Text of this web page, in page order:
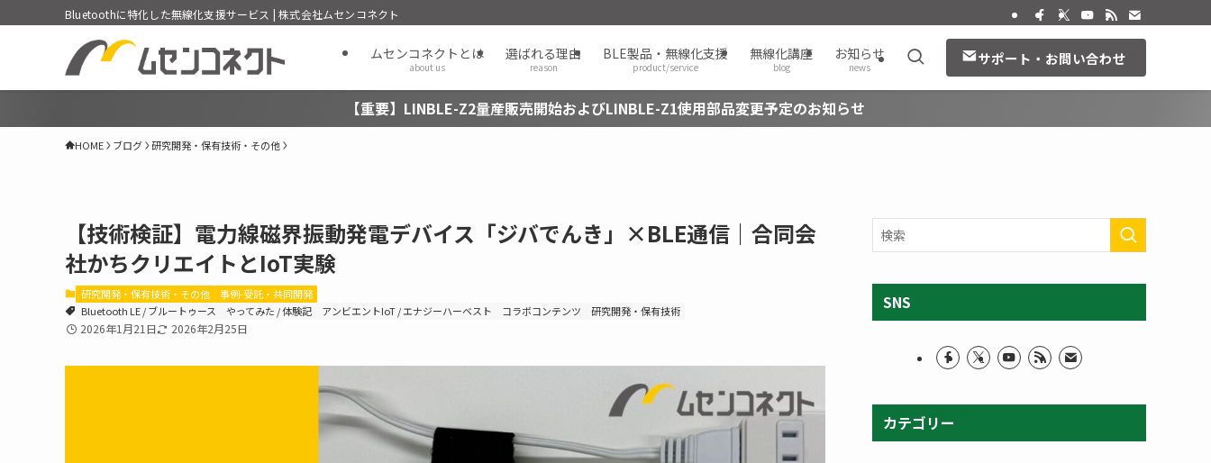
Bluetoothに特化した無線化支援サービス | 株式会社ムセンコネクト
ムセンコネクトとは
about us
選ばれる理由
reason
BLE製品・無線化支援
product/service
無線化講座
blog
お知らせ
news サポート・お問い合わせ
【重要】LINBLE-Z2量産販売開始およびLINBLE-Z1使用部品変更予定のお知らせ
HOME ブログ 研究開発・保有技術・その他
【技術検証】電力線磁界振動発電デバイス「ジバでんき」×BLE通信｜合同会
社かちクリエイトとIoT実験
研究開発・保有技術・その他
事例-受託・共同開発
Bluetooth LE / ブルートゥース
やってみた / 体験記 アンビエントIoT / エナジーハーベスト コラボコンテンツ 研究開発・保有技術
2026年1月21日 2026年2月25日
SNS
カテゴリー